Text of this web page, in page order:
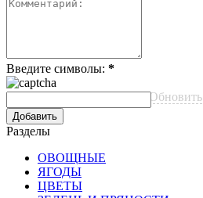
Введите символы: *
Обновить
Разделы
ОВОЩНЫЕ
ЯГОДЫ
ЦВЕТЫ